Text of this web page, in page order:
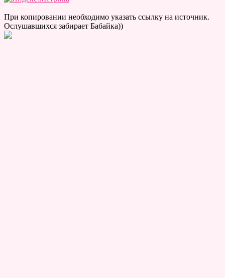
При копировании необходимо указать ссылку на источник.
Ослушавшихся забирает Бабайка))